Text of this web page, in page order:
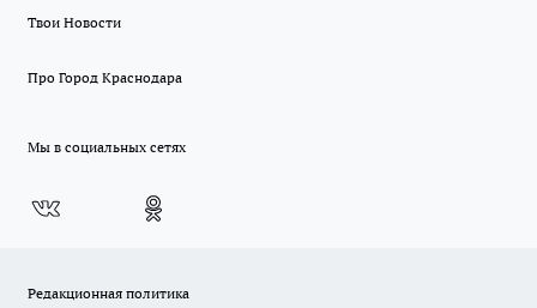
Твои Новости
Про Город Краснодара
Мы в социальных сетях
Редакционная политика